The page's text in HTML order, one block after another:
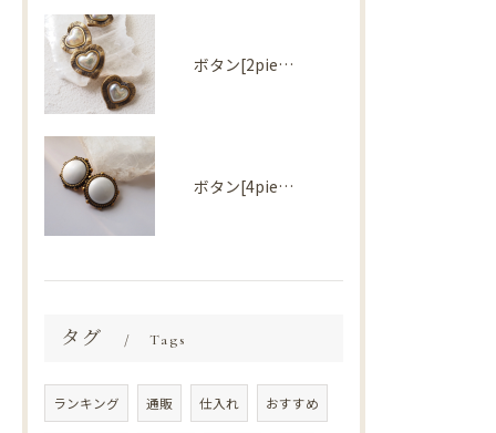
ボタン[2piece] Import parts No2727
ボタン[4piece] Import parts No2724
タグ Tags
ランキング 通販 仕入れ おすすめ